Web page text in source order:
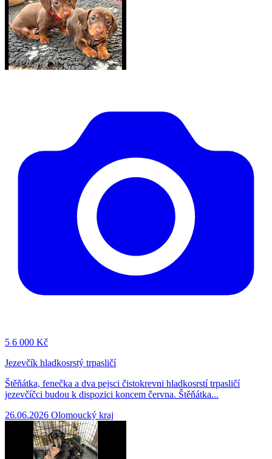
5 6 000 Kč
Jezevčík hladkosrstý trpasličí
Štěňátka, fenečka a dva pejsci čistokrevni hladkosrstí trpasličí
jezevčíčci budou k dispozici koncem června. Štěňátka...
26.06.2026 Olomoucký kraj